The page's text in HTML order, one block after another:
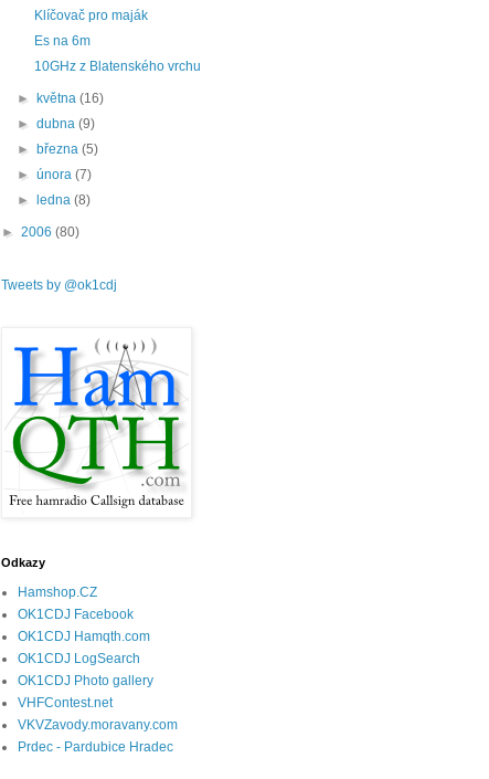
Klíčovač pro maják
Es na 6m
10GHz z Blatenského vrchu
► května(16)
►dubna(9)
► března(5)
►února(7)
►
ledna(8)
► 2006 (80)
Tweets by @ok1cdj
Odkazy
Hamshop.CZ
OK1CDJ Facebook
OK1CDJ Hamqth.com
OK1CDJ LogSearch
OK1CDJ Photo gallery
VHFContest.net
VKVZavody.moravany.com
Prdec - Pardubice Hradec